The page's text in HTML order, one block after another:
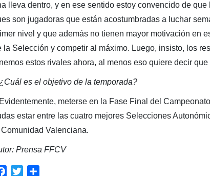
lleva dentro, y en ese sentido estoy convencido de
son jugadoras que están acostumbradas a luchar
nivel y que además no tienen mayor motivación en
la Selección y competir al máximo. Luego, insisto, los
estos rivales ahora, al menos eso quiere decir
es el objetivo de la temporada?
meterse en la Fase Final del
estar entre las cuatro mejores Selecciones
Comunidad Valenciana.
Prensa FFCV
Facebook
Twitter